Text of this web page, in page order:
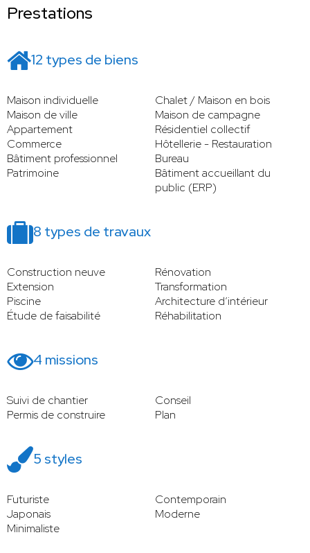
Prestations
12 types de biens
Maison individuelle
Chalet / Maison en bois
Maison de ville
Maison de campagne
Appartement
Résidentiel collectif
Commerce
Hôtellerie - Restauration
Bâtiment professionnel
Bureau
Patrimoine
Bâtiment accueillant du
public (ERP)
8 types de travaux
Construction neuve
Rénovation
Extension
Transformation
Piscine
Architecture d’intérieur
Étude de faisabilité
Réhabilitation
4 missions
Suivi de chantier
Conseil
Permis de construire
Plan
5 styles
Futuriste
Contemporain
Japonais
Moderne
Minimaliste